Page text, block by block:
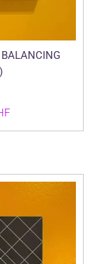
Plage
de
à